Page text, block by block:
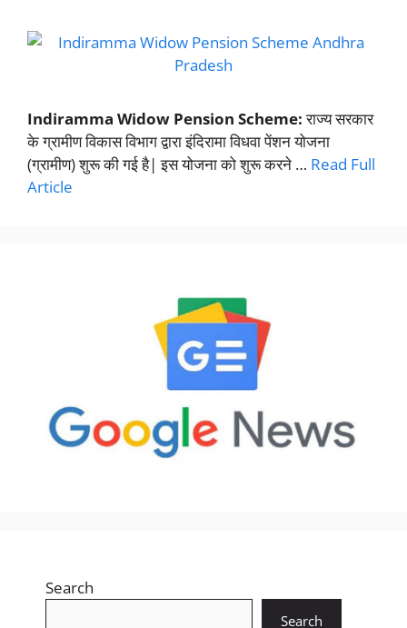
Indiramma Widow Pension Scheme:राज्य सरकार
के ग्रामीण विकास विभाग द्वारा इंदिरामा विधवा पेंशन योजना
(ग्रामीण) शुरू की गई है| इस योजना को शुरू करने … Read Full
Article
Search
Search